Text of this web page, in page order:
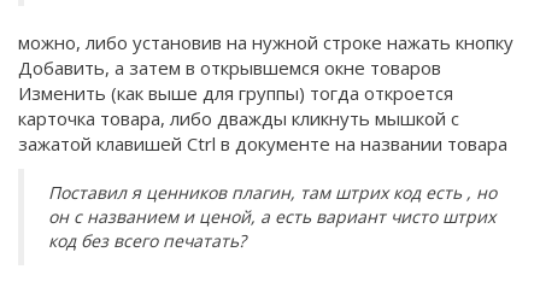
можно, либо установив на нужной строке нажать кнопку
Добавить, а затем в открывшемся окне товаров
Изменить (как выше для группы) тогда откроется
карточка товара, либо дважды кликнуть мышкой с
зажатой клавишей Ctrl в документе на названии товара
Поставил я ценников плагин, там штрих код есть , но
он с названием и ценой, а есть вариант чисто штрих
код без всего печатать?